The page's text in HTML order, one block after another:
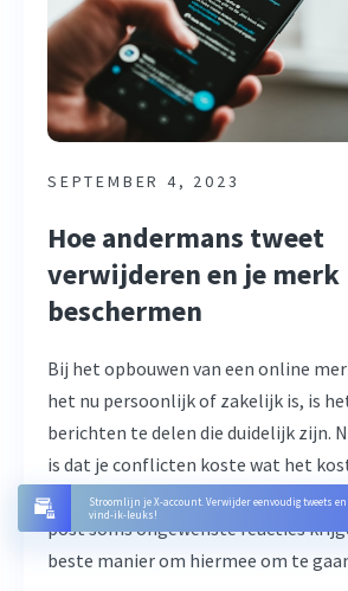
Stroomlijn je X-account. Verwijder eenvoudig tweets en
vind-ik-leuks!
SEPTEMBER 4, 2023
Hoe andermans tweet
verwijderen en je merk
beschermen
Bij het opbouwen van een online
het nu persoonlijk of zakelijk is, is
berichten te delen die duidelijk zijn.
is dat je conflicten koste wat het
met zo'n interactieve
post soms ongewenste reacties
beste manier om hiermee om te